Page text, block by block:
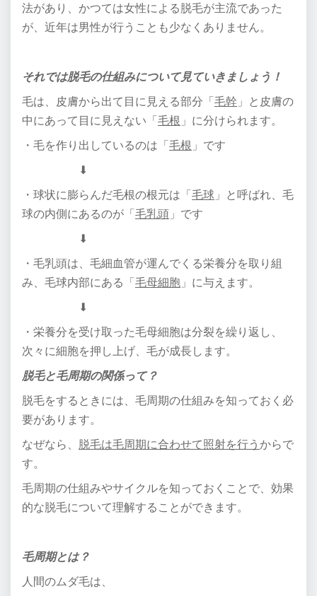
法があり、 かつては女性による脱毛が主流であった
が、近年は男性が行うことも少なくありません。
それでは脱毛の仕組みについて見ていきましょう！
毛は、皮膚から出て目に見える部分「毛幹 」と皮膚の
中にあって目に見えない「毛根 」に分けられます。
・毛を作り出しているのは「毛根 」です
⬇︎
・球状に膨らんだ毛根の根元は「毛球 」と呼ばれ、毛
球の内側にあるのが「毛乳頭 」です
⬇︎
・毛乳頭は、毛細血管が運んでくる栄養分を取り組
み、毛球内部にある「毛母細胞 」 に与えます。
⬇︎
・栄養分を受け取った毛母細胞は分裂を繰り返し、
次々に細胞を押し上げ、毛が成長します。
脱毛と毛周期の関係って？
脱毛をするときには、 毛周期の仕組みを知っておく必
要があります。
なぜなら、 脱毛は毛周期に合わせて照射を行う からで
す。
毛周期の仕組みやサイクルを知っておくことで、効果
的な脱毛について理解することができます。
毛周期とは？
人間のムダ毛は、